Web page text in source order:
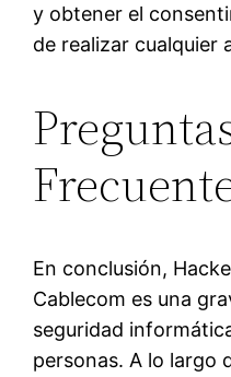
y obtener el
de realizar cualquier
En conclusión,
Cablecom es una
seguridad
personas. A lo largo